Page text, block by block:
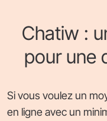
Chatiw :
pour une
Si vous voulez un
en ligne avec un